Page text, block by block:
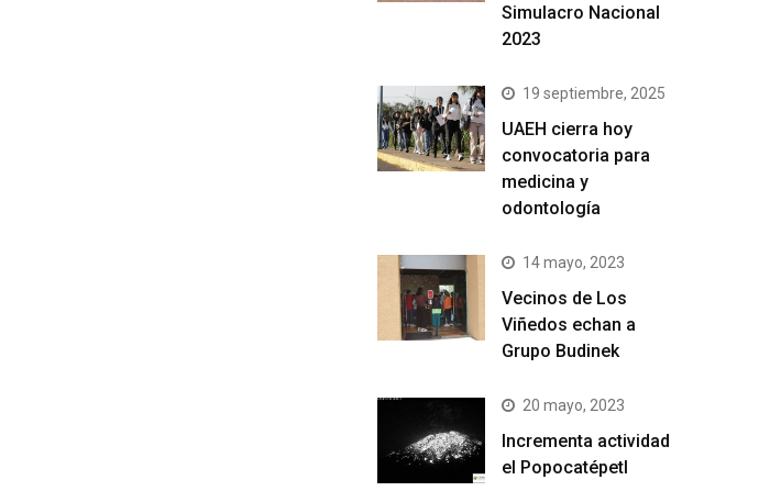
Simulacro Nacional
2023
19 septiembre, 2025
UAEH cierra hoy
convocatoria para
medicina y
odontología
14 mayo, 2023
Vecinos de Los
Viñedos echan a
Grupo Budinek
20 mayo, 2023
Incrementa actividad
el Popocatépetl